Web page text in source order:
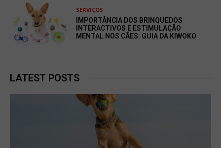
SERVIÇOS
IMPORTÂNCIA DOS BRINQUEDOS
INTERACTIVOS E ESTIMULAÇÃO
MENTAL NOS CÃES: GUIA DA KIWOKO
LATEST POSTS